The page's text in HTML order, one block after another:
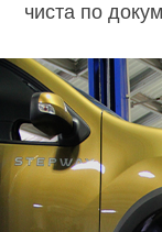
чиста по